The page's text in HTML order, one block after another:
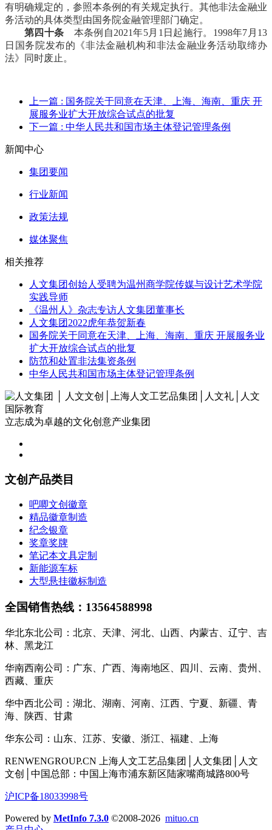
有明确规定的，参照本条例的有关规定执行。其他非法金融业
务活动的具体类型由国务院金融管理部门确定。
第四十条 本条例自2021年5月1日起施行。1998年7月13
日国务院发布的《非法金融机构和非法金融业务活动取缔办
法》同时废止。
上一篇 : 国务院关于同意在天津、上海、海南、重庆 开
展服务业扩大开放综合试点的批复
下一篇 : 中华人民共和国市场主体登记管理条例
新闻中心
集团要闻
行业新闻
政策法规
媒体聚焦
相关推荐
人文集团创始人受聘为温州商学院传媒与设计艺术学院
实践导师
《温州人》杂志专访人文集团董事长
人文集团2022虎年恭贺新春
国务院关于同意在天津、上海、海南、重庆 开展服务业
扩大开放综合试点的批复
防范和处置非法集资条例
中华人民共和国市场主体登记管理条例
立志成为卓越的文化创意产业集团
文创产品类目
吧唧文创徽章
精品徽章制造
纪念银章
奖章奖牌
笔记本文具定制
新能源车标
大型悬挂徽标制造
全国销售热线：13564588998
华北东北公司：北京、天津、河北、山西、内蒙古、辽宁、吉
林、黑龙江
华南西南公司：广东、广西、海南地区、四川、云南、贵州、
西藏、重庆
华中西北公司：湖北、湖南、河南、江西、宁夏、新疆、青
海、陕西、甘肃
华东公司：山东、江苏、安徽、浙江、福建、上海
RENWENGROUP.CN 上海人文工艺品集团│人文集团│人文
文创│中国总部：中国上海市浦东新区陆家嘴商城路800号
沪ICP备18033998号
Powered by MetInfo 7.3.0 ©2008-2026 mituo.cn